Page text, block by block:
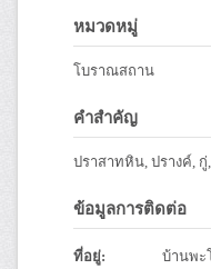
หมวดหมู่
โบราณสถาน
คำสำคัญ
ปราสาทหิน, ปรางค์, กู่
ข้อมูลการติดต่อ
ที่อยู่: บ้านพะ